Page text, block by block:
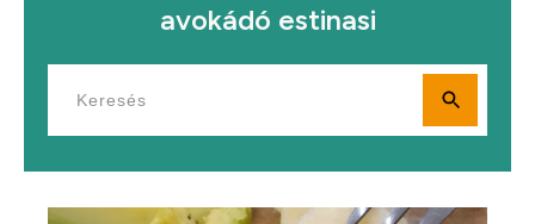
avokádó estinasi